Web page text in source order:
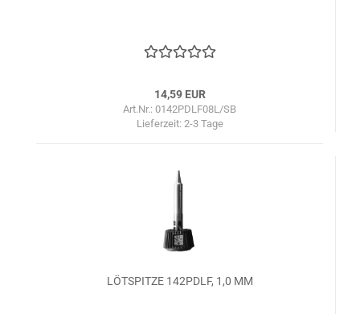
14,59 EUR
Art.Nr.: 0142PDLF08L/SB
Lieferzeit: 2-3 Tage
LÖTSPITZE 142PDLF, 1,0 MM